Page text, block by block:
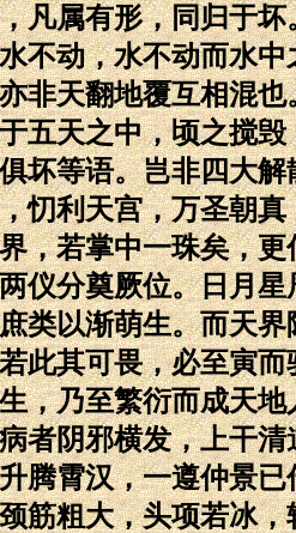
凡属有形，同归于
不动，水不动而水
非天翻地覆互相混
五天之中，顷之搅
坏等语。岂非四大
忉利天宫，万圣朝
，若掌中一珠矣，
仪分奠厥位。日月
类以渐萌生。而天
此其可畏，必至寅
，乃至繁衍而成天
者阴邪横发，上干
腾霄汉，一遵仲景
筋粗大，头项若冰